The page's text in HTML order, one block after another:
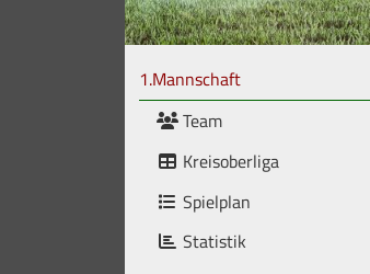
1.Mannschaft
Team
Kreisoberliga
Spielplan
Statistik